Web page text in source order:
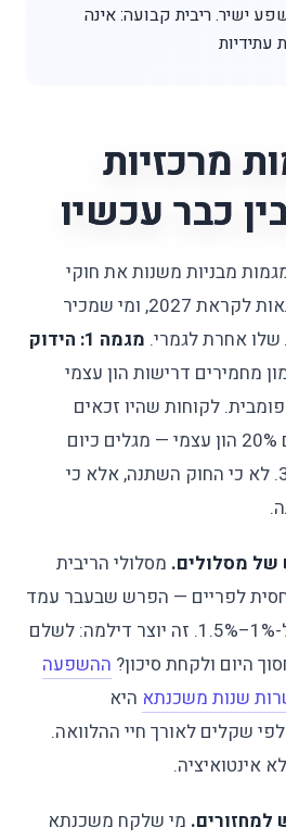
ישיר. ריבית קבועה: אינה
עתידיות
מרכזיות
כבר עכשיו
מבניות משנות את חוקי
המשחק בשוק המשכנתאות לקראת 2027, ומי שמכיר
אחרת לגמרי.
מגמה 1: הידוק
מחמירים דרישות הון עצמי
לקוחות שהיו זכאים
ב-2023 לאותו סכום עם 20% הון עצמי — מגלים כיום
שהבנק רוצה 25%–30%. לא כי החוק השתנה, אלא כי
מסלולי הריבית
לפריים — הפרש שבעבר עמד
על 0.5% הגיע לעיתים ל-1%–1.5%. זה יוצר דילמה: לשלם
היום ולקחת סיכון? ההשפעה
היא
שקלים לאורך חיי ההלוואה.
אינטואיציה.
מי שלקח משכנתא